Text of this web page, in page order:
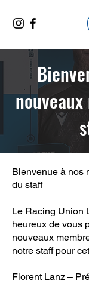
Bienvenue à nos
du staff
Le Racing Union
heureux de vous
nouveaux
notre staff pour
Florent Lanz –